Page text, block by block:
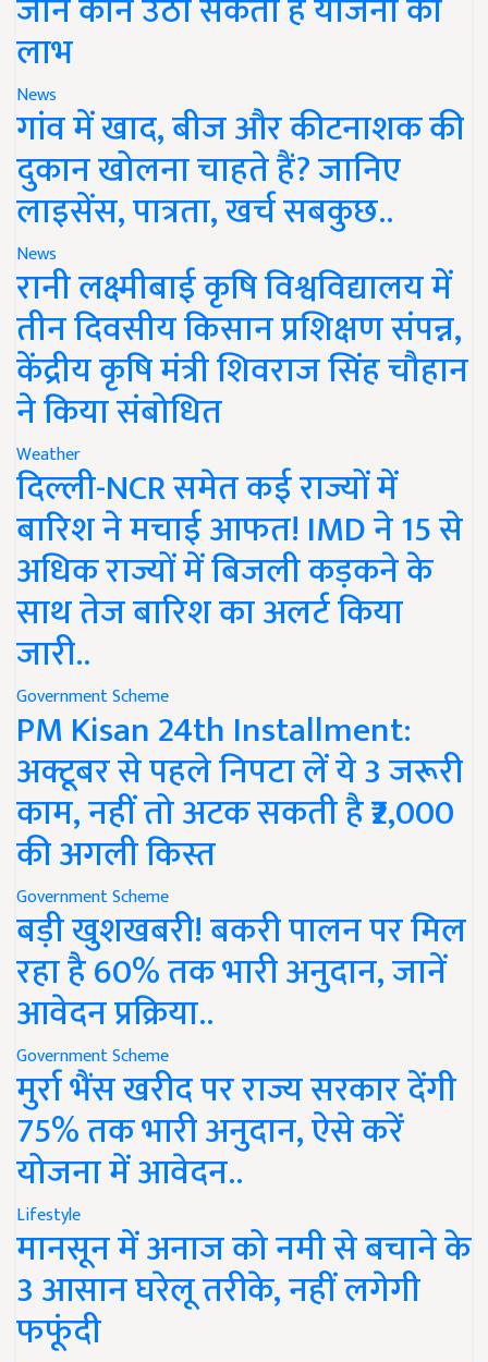
लाभ
News
गांव में खाद, बीज और कीटनाशक की
दुकान खोलना चाहते हैं? जानिए
लाइसेंस, पात्रता, खर्च सबकुछ..
News
रानी लक्ष्मीबाई कृषि विश्वविद्यालय में
तीन दिवसीय किसान प्रशिक्षण संपन्न,
केंद्रीय कृषि मंत्री शिवराज सिंह चौहान
ने किया संबोधित
Weather
दिल्ली-NCR समेत कई राज्यों में
बारिश ने मचाई आफत! IMD ने 15 से
अधिक राज्यों में बिजली कड़कने के
साथ तेज बारिश का अलर्ट किया
जारी..
Government Scheme
PM Kisan 24th Installment:
अक्टूबर से पहले निपटा लें ये 3 जरूरी
काम, नहीं तो अटक सकती है ₹2,000
की अगली किस्त
Government Scheme
बड़ी खुशखबरी! बकरी पालन पर मिल
रहा है 60% तक भारी अनुदान, जानें
आवेदन प्रक्रिया..
Government Scheme
मुर्रा भैंस खरीद पर राज्य सरकार देंगी
75% तक भारी अनुदान, ऐसे करें
योजना में आवेदन..
Lifestyle
मानसून में अनाज को नमी से बचाने के
3 आसान घरेलू तरीके, नहीं लगेगी
फफूंदी